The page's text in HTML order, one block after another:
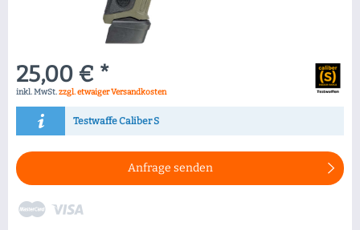
25,00 € *
inkl. MwSt.zzgl. etwaiger Versandkosten
Testwaffe Caliber S
Anfrage senden